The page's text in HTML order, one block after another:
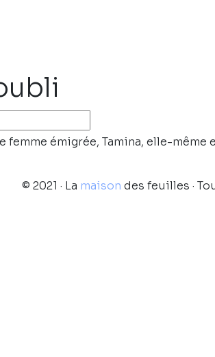
émigrée, Tamina, elle-
© 2021 · La maison des feuilles ·